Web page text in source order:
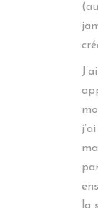
la